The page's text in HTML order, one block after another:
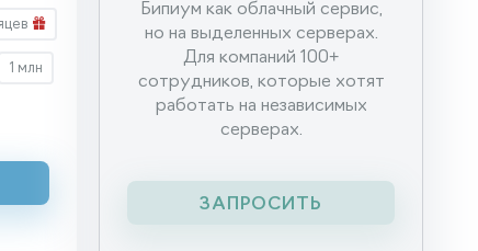
1 млн
Бипиум как облачный сервис,
но на выделенных серверах.
Для компаний 100+
сотрудников, которые хотят
работать на независимых
серверах.
ЗАПРОСИТЬ